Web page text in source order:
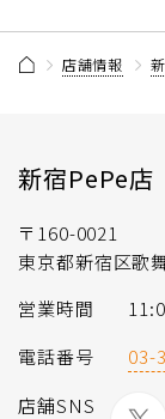
店舗情報
新宿PePe店
〒160-0021
東京都新宿区歌
営業時間
電話番号
03-
店舗SNS